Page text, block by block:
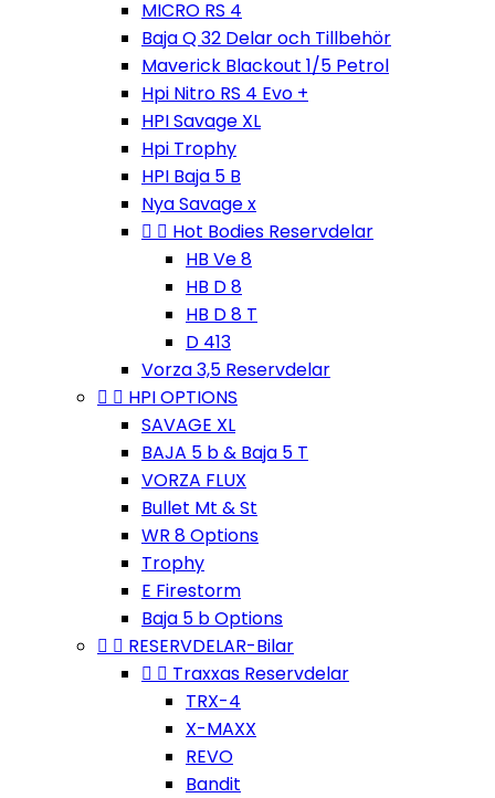
MICRO RS 4
Baja Q 32 Delar och Tillbehör
Maverick Blackout 1/5 Petrol
Hpi Nitro RS 4 Evo +
HPI Savage XL
Hpi Trophy
HPI Baja 5 B
Nya Savage x
  Hot Bodies Reservdelar
HB Ve 8
HB D 8
HB D 8 T
D 413
Vorza 3,5 Reservdelar
  HPI OPTIONS
SAVAGE XL
BAJA 5 b & Baja 5 T
VORZA FLUX
Bullet Mt & St
WR 8 Options
Trophy
E Firestorm
Baja 5 b Options
  RESERVDELAR-Bilar
  Traxxas Reservdelar
TRX-4
X-MAXX
REVO
Bandit